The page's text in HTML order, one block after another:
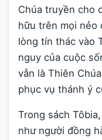
Chúa truyền cho
hữu trên mọi nẻo
lòng tín thác vào
nguy của cuộc
vẫn là Thiên
phục vụ thánh ý
Trong sách
như người đồng